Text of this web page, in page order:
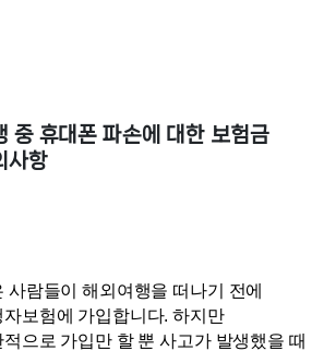
중 휴대폰 파손에 대한 보험금
사항
사람들이 해외여행을 떠나기 전에
자보험에 가입합니다. 하지만
적으로 가입만 할 뿐 사고가 발생했을 때